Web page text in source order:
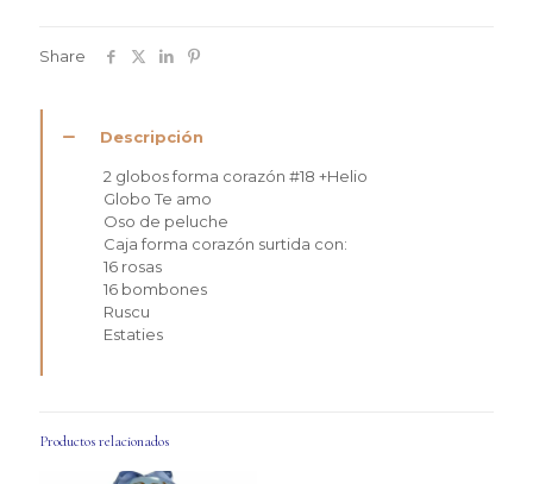
Share
Descripción
2 globos forma corazón #18 +Helio
Globo Te amo
Oso de peluche
Caja forma corazón surtida con:
16 rosas
16 bombones
Ruscu
Estaties
Productos relacionados